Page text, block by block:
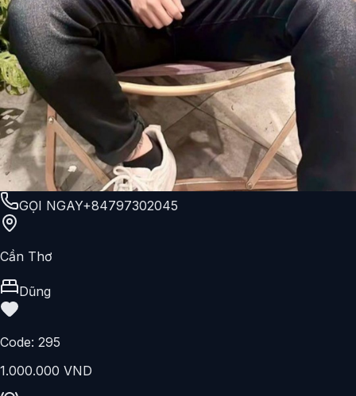
GỌI NGAY+84797302045
Cần Thơ
Dũng
Code: 295
1.000.000 VND